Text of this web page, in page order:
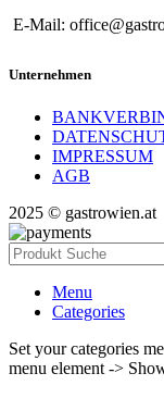
E-Mail:
Unternehmen
IMPRESSUM
AGB
2025 © gastrowien.at
Menu
Categories
Set your categories
menu element ->